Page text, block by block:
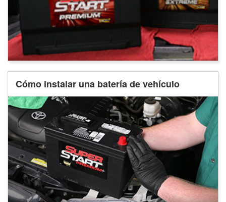
Cómo instalar una batería de vehículo